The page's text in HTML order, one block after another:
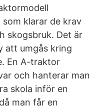
klarar de krav
skogsbruk. Det är
att umgås kring
En A-traktor
och hanterar man
skola inför en
man får en